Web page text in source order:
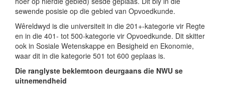
sewende posisie op die gebied van Opvoedkunde.
Wêreldwyd is die universiteit in die 201+-kategorie vir Regte
en in die 401- tot 500-kategorie vir Opvoedkunde. Dit skitter
ook in Sosiale Wetenskappe en Besigheid en Ekonomie,
waar dit in die kategorie 501 tot 600 geplaas is.
Die ranglyste beklemtoon deurgaans die NWU se
uitnemendheid